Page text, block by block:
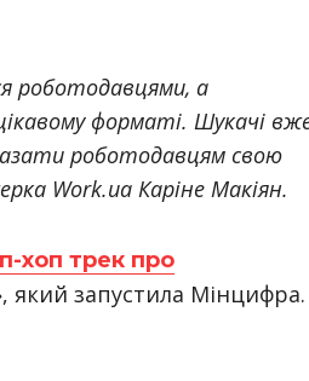
роботодавцями, а
форматі. Шукачі
роботодавцям свою
Work.ua Каріне Макіян.
хоп трек про
який запустила Мінцифра.